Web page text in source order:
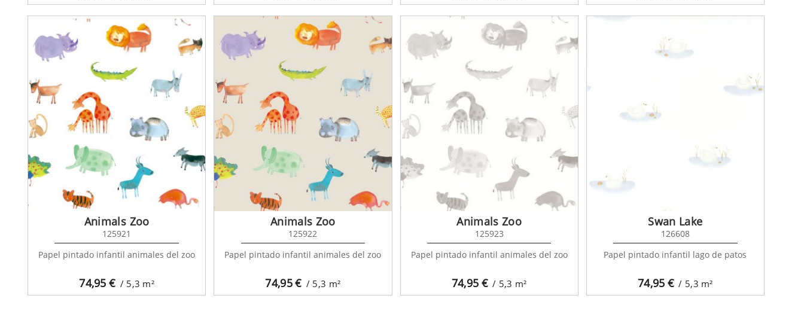
74,95 € / 5,3 m²
Animals Zoo
125921
Papel pintado infantil animales del zoo
74,95€ / 5,3 m²
Animals Zoo
125922
Papel pintado infantil animales del zoo
74,95 € / 5,3 m²
Animals Zoo
125923
Papel pintado infantil animales del zoo
74,95 € / 5,3 m²
Swan Lake
126608
Papel pintado infantil lago de patos